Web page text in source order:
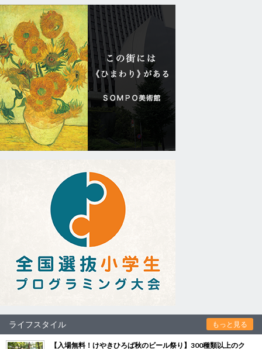
ライフスタイル もっと見る
【入場無料！けやきひろば秋のビール祭り】300種類以上のク